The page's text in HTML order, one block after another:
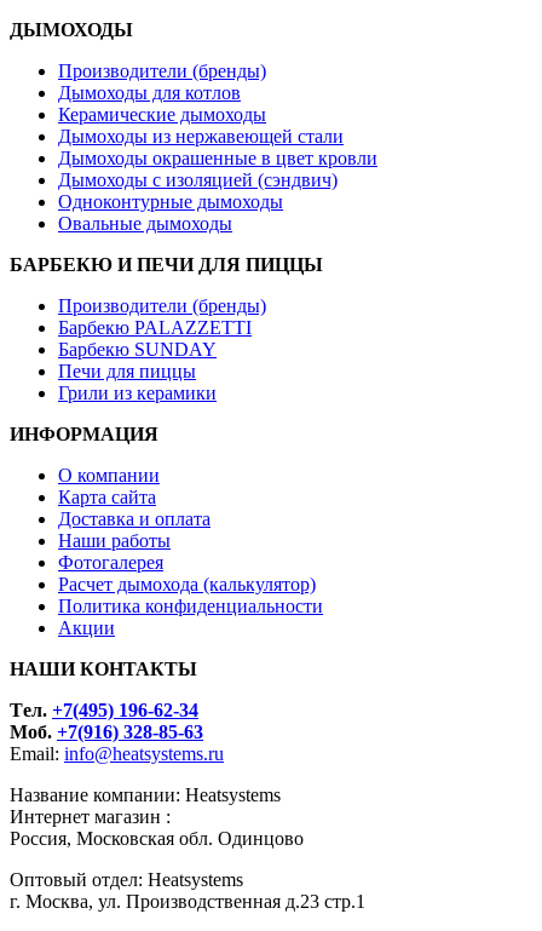
ДЫМОХОДЫ
Производители (бренды)
Дымоходы для котлов
Керамические дымоходы
Дымоходы из нержавеющей стали
Дымоходы окрашенные в цвет кровли
Дымоходы с изоляцией (сэндвич)
Одноконтурные дымоходы
Овальные дымоходы
БАРБЕКЮ И ПЕЧИ ДЛЯ ПИЦЦЫ
Производители (бренды)
Барбекю PALAZZETTI
Барбекю SUNDAY
Печи для пиццы
Грили из керамики
ИНФОРМАЦИЯ
О компании
Карта сайта
Доставка и оплата
Наши работы
Фотогалерея
Расчет дымохода (калькулятор)
Политика конфиденциальности
Акции
НАШИ КОНТАКТЫ
Tел. +7(495) 196-62-34
Моб. +7(916) 328-85-63
Email: info@heatsystems.ru
Название компании: Heatsystems
Интернет магазин :
Россия, Московская обл. Одинцово
Оптовый отдел: Heatsystems
г. Москва, ул. Производственная д.23 стр.1